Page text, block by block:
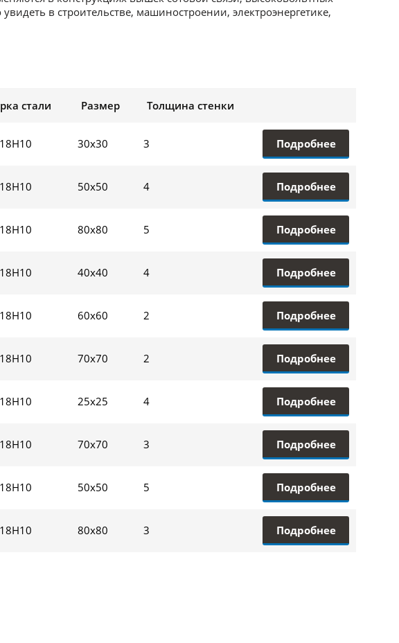
в строительстве, машиностроении, электроэнергетике,
стали Размер Толщина стенки
30х30 3 Подробнее
50х50 4 Подробнее
80х80 5 Подробнее
40х40 4 Подробнее
60х60 2 Подробнее
70х70 2 Подробнее
25х25 4 Подробнее
70х70 3 Подробнее
50х50 5 Подробнее
80х80 3 Подробнее